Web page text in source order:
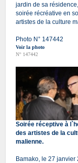
jardin de sa
soirée récréative en
artistes de la culture
Photo N° 147442
Voir la photo
N° 147442
Soirée réceptive à
des artistes de la
malienne.
Bamako, le 27 janvier